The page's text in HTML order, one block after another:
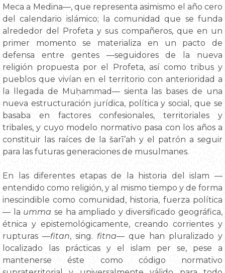
Meca a Medina—, que representa asimismo el año cero
del calendario islámico; la comunidad que se funda
alrededor del Profeta y sus compañeros, que en un
primer momento se materializa en un pacto de
defensa entre gentes —seguidores de la nueva
religión propuesta por el Profeta, así como tribus y
pueblos que vivían en el territorio con anterioridad a
la llegada de Muḥammad— sienta las bases de una
nueva estructuración jurídica, política y social, que se
basaba en factores confesionales, territoriales y
tribales, y cuyo modelo normativo pasa con los años a
constituir las raíces de la šarī’ah y el patrón a seguir
para las futuras generaciones de musulmanes.
En las diferentes etapas de la historia del islam —
entendido como religión, y al mismo tiempo y de forma
inescindible como comunidad, historia, fuerza política
— la umma se ha ampliado y diversificado geográfica,
étnica y epistemológicamente, creando corrientes y
rupturas —fitan, sing. fitna— que han pluralizado y
localizado las prácticas y el islam per se, pese a
mantenerse éste como código normativo